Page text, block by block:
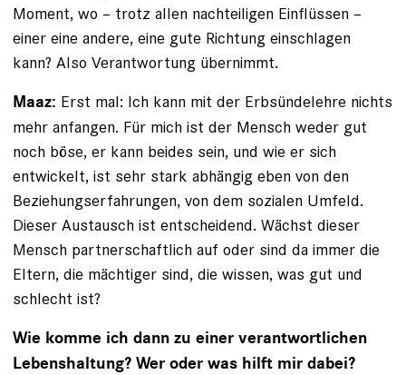
Moment, wo – trotz allen nachteiligen Einflüssen –
einer eine andere, eine gute Richtung einschlagen
kann? Also Verantwortung übernimmt.
Maaz: Erst mal: Ich kann mit der Erbsündelehre nichts
mehr anfangen. Für mich ist der Mensch weder gut
noch böse, er kann beides sein, und wie er sich
entwickelt, ist sehr stark abhängig eben von den
Beziehungserfahrungen, von dem sozialen Umfeld.
Dieser Austausch ist entscheidend. Wächst dieser
Mensch partnerschaftlich auf oder sind da immer die
Eltern, die mächtiger sind, die wissen, was gut und
schlecht ist?
Wie komme ich dann zu einer verantwortlichen
Lebenshaltung? Wer oder was hilft mir dabei?